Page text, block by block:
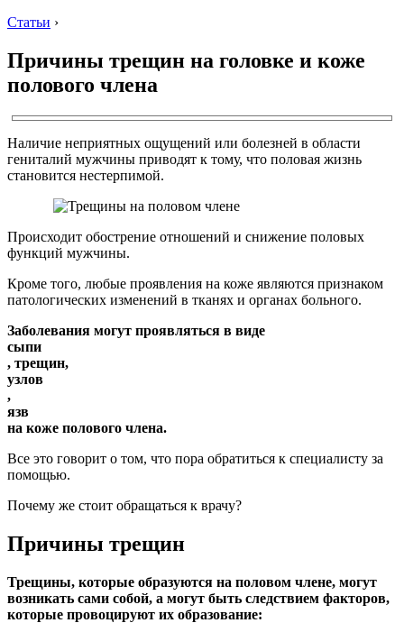
Статьи ›
Причины трещин на головке и коже
полового члена
Наличие неприятных ощущений или болезней в области
гениталий мужчины приводят к тому, что половая жизнь
становится нестерпимой.
Происходит обострение отношений и снижение половых
функций мужчины.
Кроме того, любые проявления на коже являются признаком
патологических изменений в тканях и органах больного.
Заболевания могут проявляться в виде
сыпи
, трещин,
узлов
,
язв
на коже полового члена.
Все это говорит о том, что пора обратиться к специалисту за
помощью.
Почему же стоит обращаться к врачу?
Причины трещин
Трещины, которые образуются на половом члене, могут
возникать сами собой, а могут быть следствием факторов,
которые провоцируют их образование: